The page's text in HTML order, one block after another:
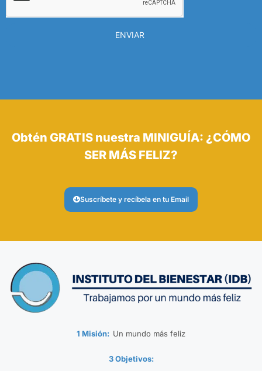
ENVIAR
Obtén GRATIS nuestra MINIGUÍA: ¿CÓMO
SER MÁS FELIZ?
Suscríbete y recíbela en tu Email
1 Misión: Un mundo más feliz
3 Objetivos: